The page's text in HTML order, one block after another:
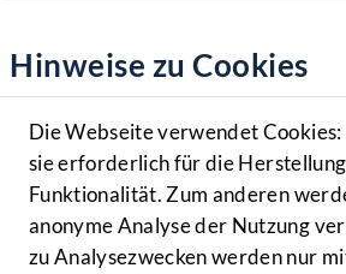
Hilfe
Benutzer
Navigationsmenü öffnen
MENÜ
Hinweise zu Cookies
Die Webseite verwendet Cookies:
sie erforderlich für die
Funktionalität. Zum anderen
anonyme Analyse der Nutzung
zu Analysezwecken werden nur